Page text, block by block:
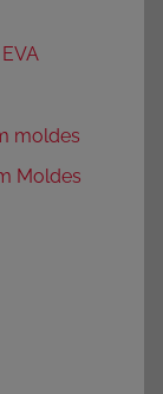
moldes
Moldes